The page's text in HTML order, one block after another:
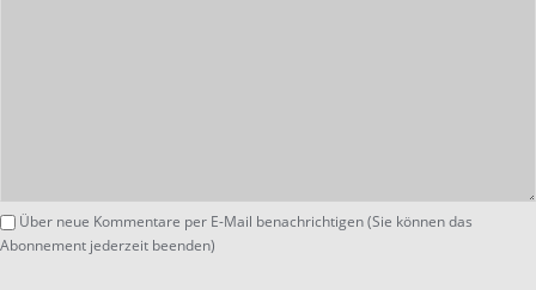
Über neue Kommentare per E-Mail benachrichtigen (Sie können das
Abonnement jederzeit beenden)